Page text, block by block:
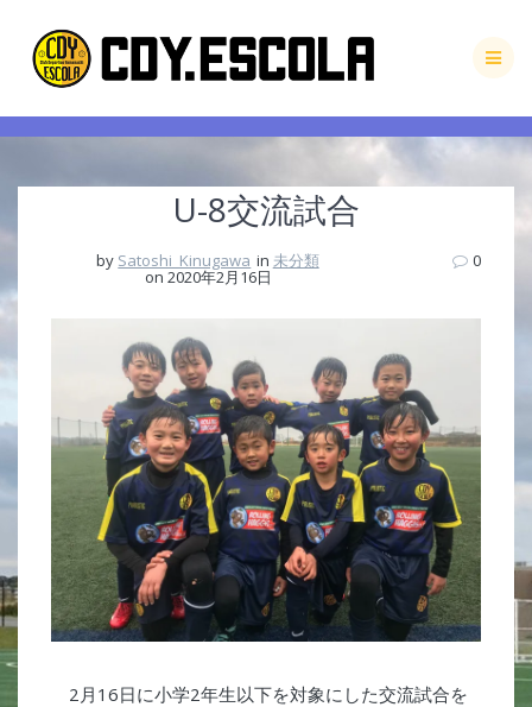
to
content
U-8交流試合
by Satoshi_Kinugawa in 未分類
on 2020年2月16日
0
2月16日に小学2年生以下を対象にした交流試合を